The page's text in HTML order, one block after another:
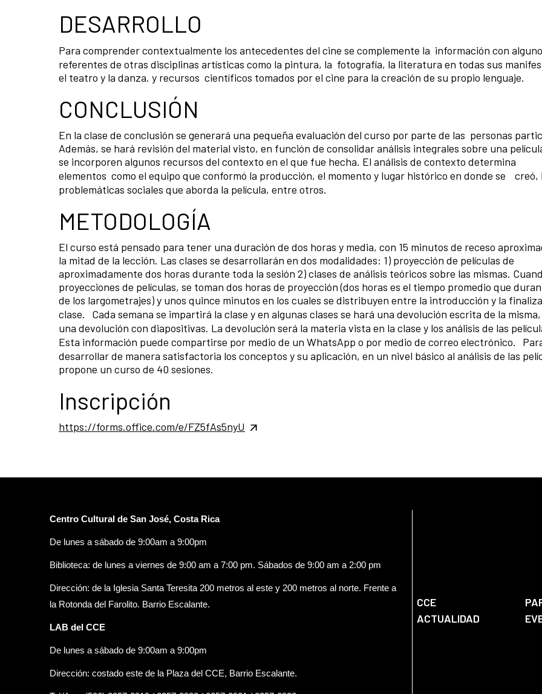
DESARROLLO
Para comprender contextualmente los antecedentes del cine se complemente la información con
referentes de otras disciplinas artísticas como la pintura, la fotografía, la literatura en todas sus
el teatro y la danza. y recursos científicos tomados por el cine para la creación de su propio lenguaje.
CONCLUSIÓN
En la clase de conclusión se generará una pequeña evaluación del curso por parte de las personas
Además, se hará revisión del material visto, en función de consolidar análisis integrales sobre una
se incorporen algunos recursos del contexto en el que fue hecha. El análisis de contexto determina
elementos como el equipo que conformó la producción, el momento y lugar histórico en donde se creó,
problemáticas sociales que aborda la película, entre otros.
METODOLOGÍA
El curso está pensado para tener una duración de dos horas y media, con 15 minutos de receso
la mitad de la lección. Las clases se desarrollarán en dos modalidades: 1) proyección de películas de
aproximadamente dos horas durante toda la sesión 2) clases de análisis teóricos sobre las mismas.
proyecciones de películas, se toman dos horas de proyección (dos horas es el tiempo promedio que
de los largometrajes) y unos quince minutos en los cuales se distribuyen entre la introducción y la
clase. Cada semana se impartirá la clase y en algunas clases se hará una devolución escrita de la
una devolución con diapositivas. La devolución será la materia vista en la clase y los análisis de las
Esta información puede compartirse por medio de un WhatsApp o por medio de correo electrónico.
desarrollar de manera satisfactoria los conceptos y su aplicación, en un nivel básico al análisis de las
propone un curso de 40 sesiones.
Inscripción
https://forms.office.com/e/FZ5fAs5nyU
Centro Cultural de San José, Costa Rica
De lunes a sábado de 9:00am a 9:00pm
Biblioteca: de lunes a viernes de 9:00 am a 7:00 pm. Sábados de 9:00 am a 2:00 pm
Dirección: de la Iglesia Santa Teresita 200 metros al este y 200 metros al norte. Frente a
la Rotonda del Farolito. Barrio Escalante.
LAB del CCE
De lunes a sábado de 9:00am a 9:00pm
Dirección: costado este de la Plaza del CCE, Barrio Escalante.
CCE
ACTUALIDAD